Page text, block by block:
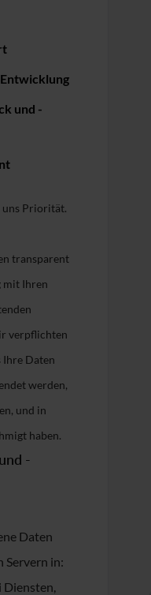
und -
Priorität.
transparent
mit Ihren
verpflichten
Ihre Daten
werden,
und in
haben.
-
Daten
Servern in:
Diensten,